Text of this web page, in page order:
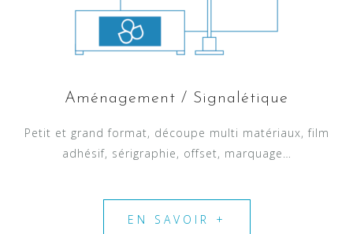
Aménagement / Signalétique
Petit et grand format, découpe multi matériaux, film
adhésif, sérigraphie, offset, marquage…
EN SAVOIR +